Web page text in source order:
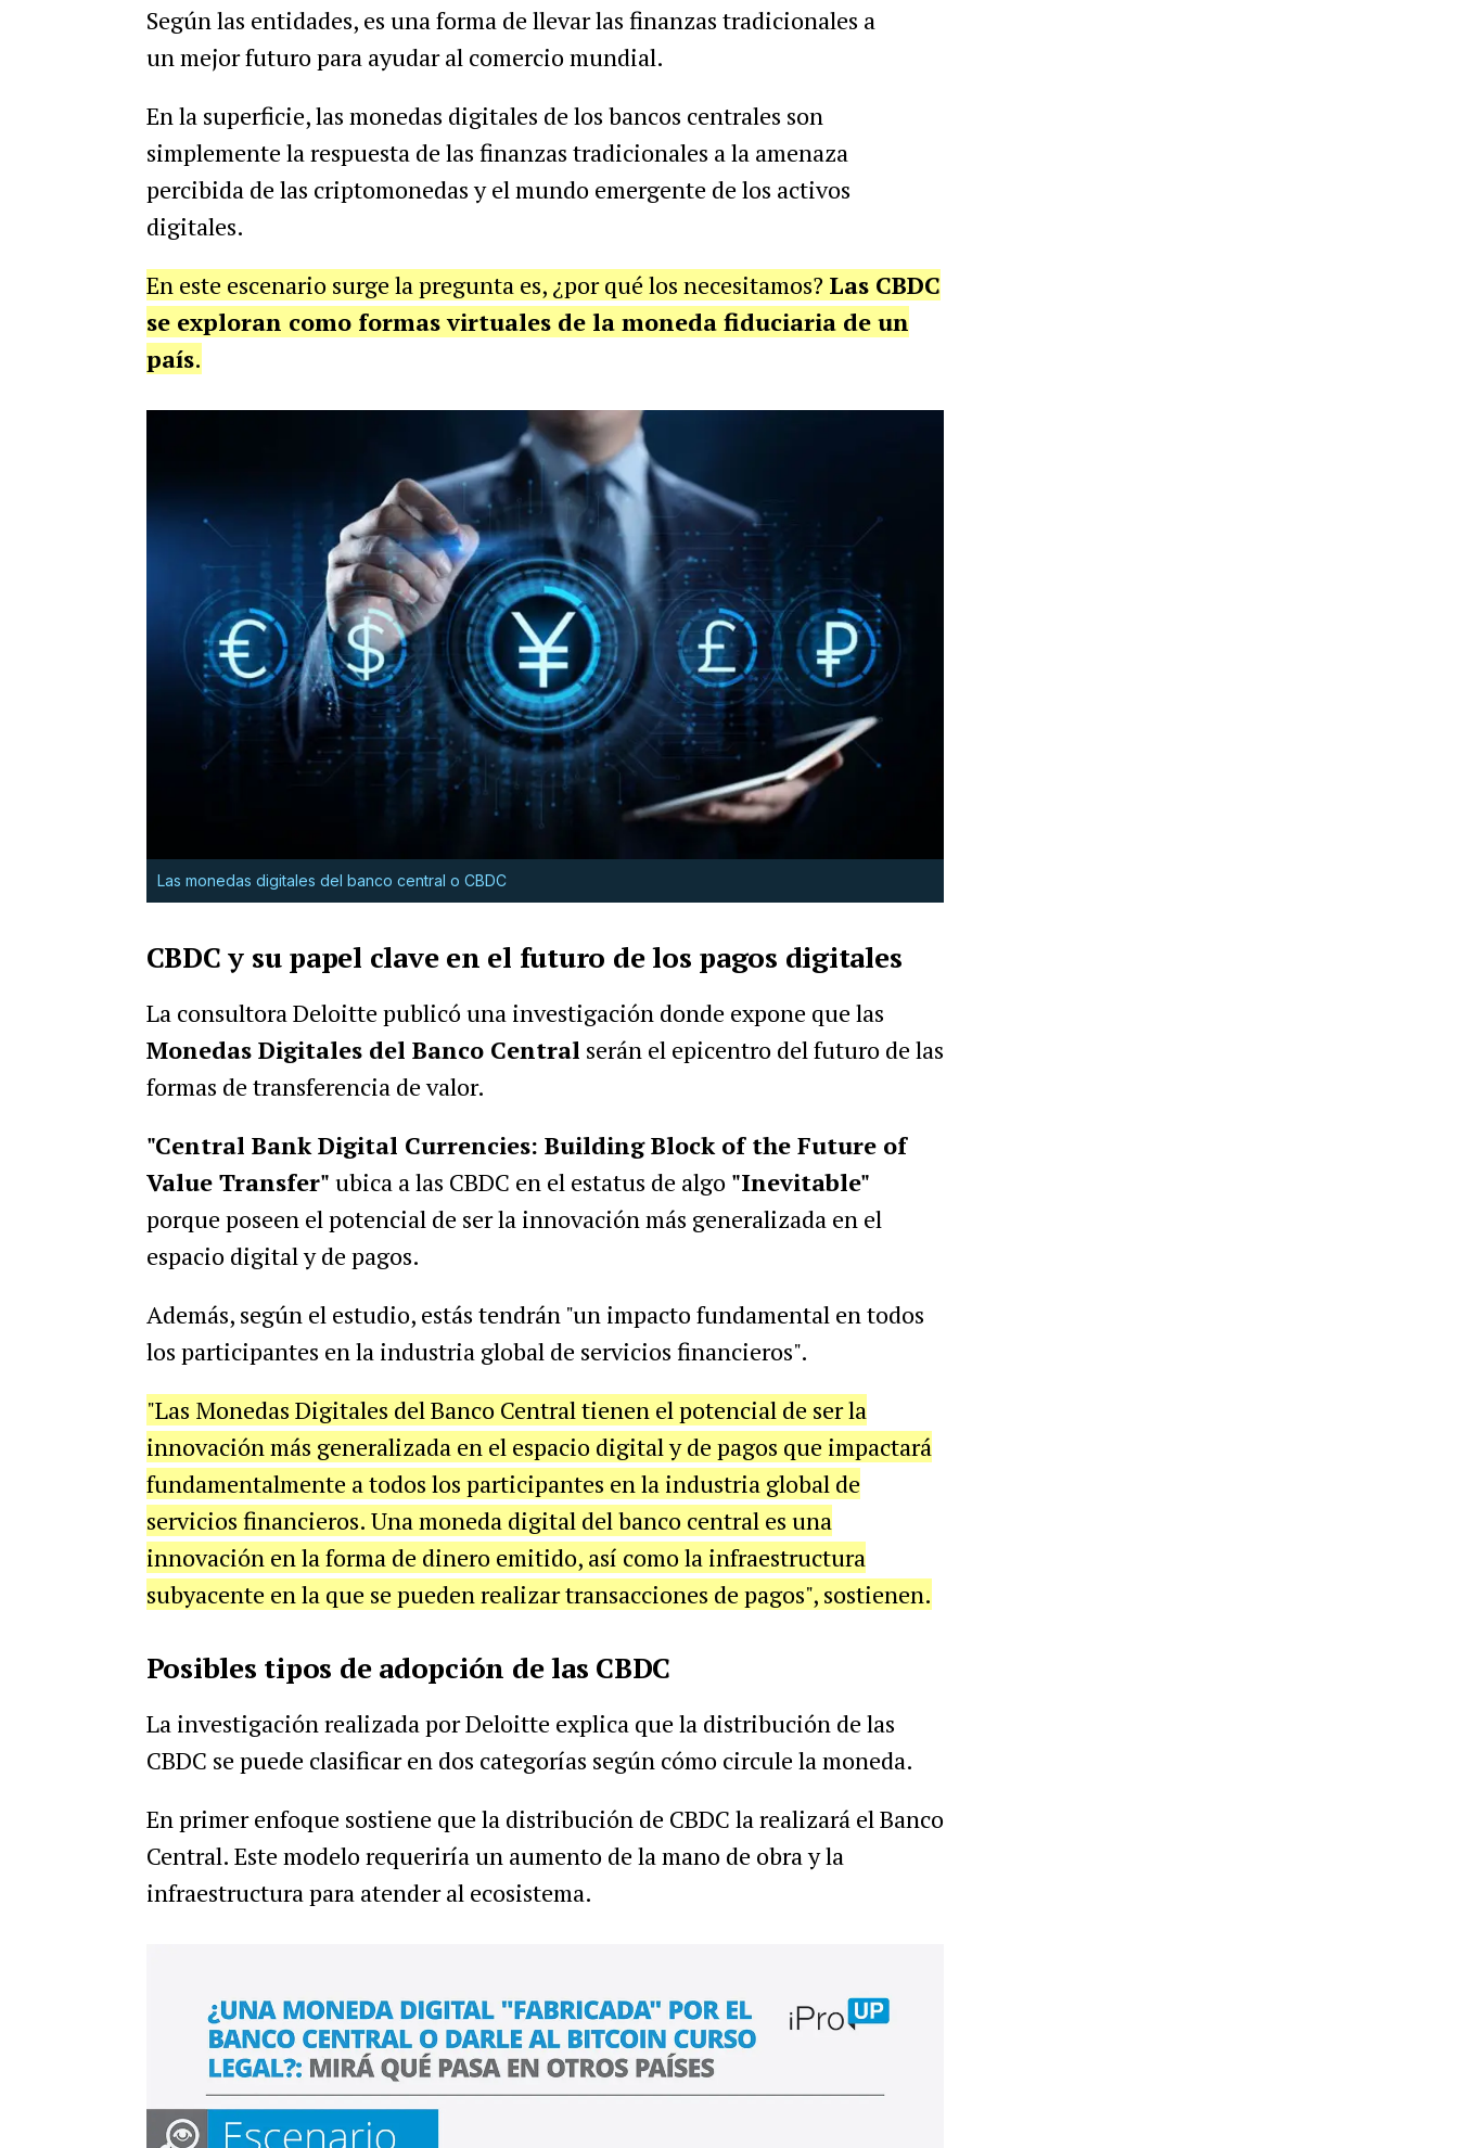
Según las entidades, es una forma de llevar las finanzas tradicionales a
un mejor futuro para ayudar al comercio mundial.
En la superficie, las monedas digitales de los bancos centrales son
simplemente la respuesta de las finanzas tradicionales a la amenaza
percibida de las criptomonedas y el mundo emergente de los activos
digitales.
En este escenario surge la pregunta es, ¿por qué los necesitamos? Las CBDC
se exploran como formas virtuales de la moneda fiduciaria de un
país.
Las monedas digitales del banco central o CBDC
CBDC y su papel clave en el futuro de los pagos digitales
La consultora Deloitte publicó una investigación donde expone que las
Monedas Digitales del Banco Central serán el epicentro del futuro de las
formas de transferencia de valor.
"Central Bank Digital Currencies: Building Block of the Future of
Value Transfer" ubica a las CBDC en el estatus de algo "Inevitable"
porque poseen el potencial de ser la innovación más generalizada en el
espacio digital y de pagos.
Además, según el estudio, estás tendrán "un impacto fundamental en todos
los participantes en la industria global de servicios financieros".
"Las Monedas Digitales del Banco Central tienen el potencial de ser la
innovación más generalizada en el espacio digital y de pagos que impactará
fundamentalmente a todos los participantes en la industria global de
servicios financieros. Una moneda digital del banco central es una
innovación en la forma de dinero emitido, así como la infraestructura
subyacente en la que se pueden realizar transacciones de pagos", sostienen.
Posibles tipos de adopción de las CBDC
La investigación realizada por Deloitte explica que la distribución de las
CBDC se puede clasificar en dos categorías según cómo circule la moneda.
En primer enfoque sostiene que la distribución de CBDC la realizará el Banco
Central. Este modelo requeriría un aumento de la mano de obra y la
infraestructura para atender al ecosistema.